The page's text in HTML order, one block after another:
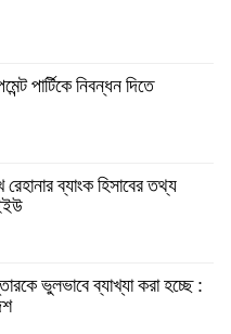
পার্টিকে নিবন্ধন দিতে
ব্যাংক হিসাবের তথ্য
ভুলভাবে ব্যাখ্যা করা হচ্ছে :